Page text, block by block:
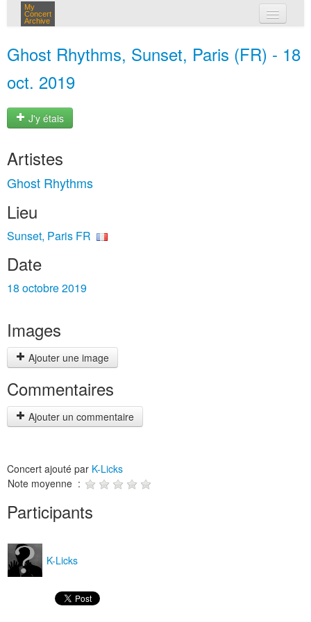
My
Concert
Archive
Ghost Rhythms, Sunset, Paris (FR) - 18
oct. 2019
J'y étais
Artistes
Ghost Rhythms
Lieu
Sunset, Paris FR
Date
18 octobre 2019
Images
Ajouter une image
Commentaires
Ajouter un commentaire
Concert ajouté par K-Licks
Note moyenne :
Participants
K-Licks